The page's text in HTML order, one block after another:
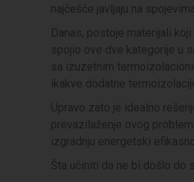
najčešće javljaju na
Danas, postoje materijali
spojio ove dve kategorije u
sa izuzetnim
ikakve dodatne
Upravo zato je idealno
prevazilaženje ovog
izgradnju energetski
Šta učiniti da ne bi došlo do